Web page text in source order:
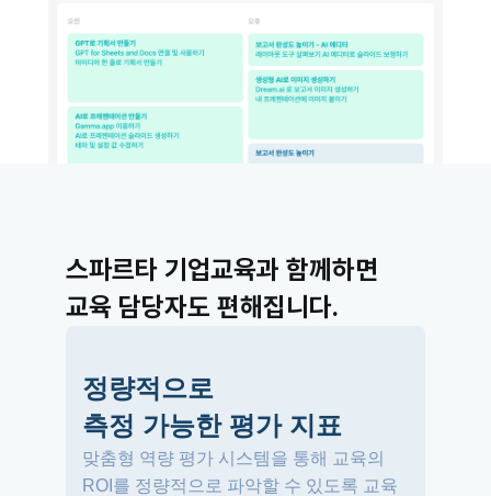
스파르타 기업교육과 함께하면
교육 담당자도 편해집니다.
정량적으로
측정 가능한 평가 지표
맞춤형 역량 평가 시스템을 통해 교육의
ROI를 정량적으로 파악할 수 있도록 교육